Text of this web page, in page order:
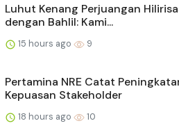
Luhut Kenang Perjuangan
dengan Bahlil: Kami...
15 hours ago 9
Pertamina NRE Catat
Kepuasan Stakeholder
18 hours ago 10